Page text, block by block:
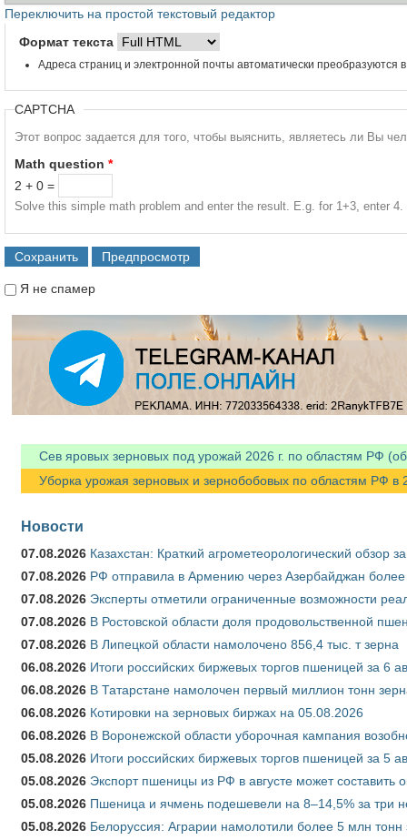
Переключить на простой текстовый редактор
Формат текста
Адреса страниц и электронной почты автоматически преобразуются
CAPTCHA
Этот вопрос задается для того, чтобы выяснить, являетесь ли Вы
Math question *
2 + 0 =
Solve this simple math problem and enter the result. E.g. for 1+3, enter 4.
Я не спамер
Сев яровых зерновых под урожай 2026 г. по областям РФ
Уборка урожая зерновых и зернобобовых по областям РФ в
Новости
07.08.2026 Казахстан: Краткий агрометеорологический обзор
07.08.2026 РФ отправила в Армению через Азербайджан более
07.08.2026 Эксперты отметили ограниченные возможности
07.08.2026 В Ростовской области доля продовольственной
07.08.2026 В Липецкой области намолочено 856,4 тыс. т зерна
06.08.2026 Итоги российских биржевых торгов пшеницей за 6
06.08.2026 В Татарстане намолочен первый миллион тонн
06.08.2026 Котировки на зерновых биржах на 05.08.2026
06.08.2026 В Воронежской области уборочная кампания
05.08.2026 Итоги российских биржевых торгов пшеницей за 5
05.08.2026 Экспорт пшеницы из РФ в августе может составить
05.08.2026 Пшеница и ячмень подешевели на 8–14,5% за три
05.08.2026 Белоруссия: Аграрии намолотили более 5 млн тонн